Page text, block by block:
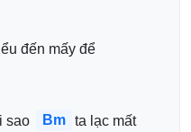
đến mấy để
sao Bm ta lạc mất